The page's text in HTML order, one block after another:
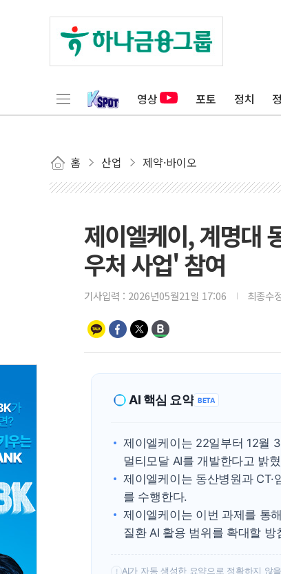
영상 포토 정치
홈 산업 제약·바이오
제이엘케이, 계명대
우처 사업' 참여
기사입력 : 2026년05월21일 17:06 최종수
AI 핵심 요약 BETA
제이엘케이는 22일부터 12월
멀티모달 AI를 개발한다고 밝
제이엘케이는 동산병원과 CT·
를 수행한다.
제이엘케이는 이번 과제를 통
질환 AI 활용 범위를 확대할 방
! AI가 자동 생성한 요약으로 정확하지 않